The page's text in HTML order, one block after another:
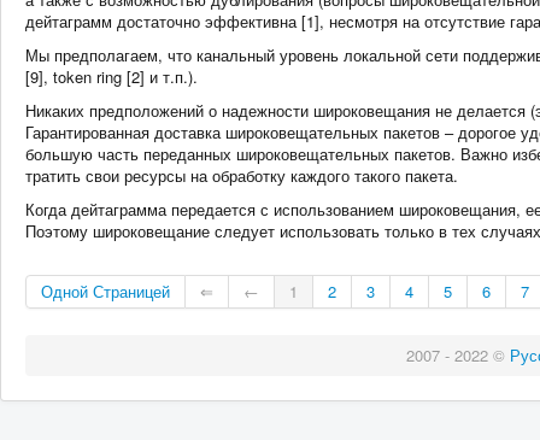
дейтаграмм достаточно эффективна [1], несмотря на отсутствие
Мы предполагаем, что канальный уровень локальной сети
[9], token ring [2] и т.п.).
Никаких предположений о надежности широковещания не
Гарантированная доставка широковещательных пакетов – дорогое
большую часть переданных широковещательных пакетов. Важно
тратить свои ресурсы на обработку каждого такого пакета.
Когда дейтаграмма передается с использованием широковещания,
Поэтому широковещание следует использовать только в тех
Одной Страницей ⇐ ← 1 2 3 4 5 6 7
2007 - 2022 ©